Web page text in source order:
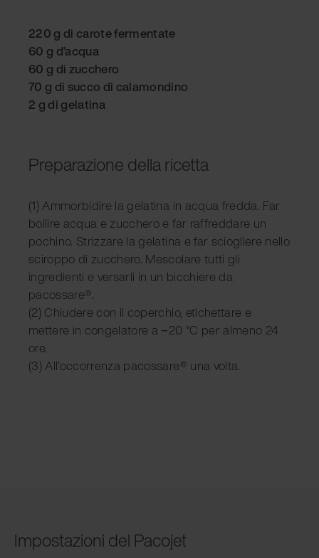
220 g di carote fermentate
60 g d’acqua
60 g di zucchero
70 g di succo di calamondino
2 g di gelatina
Preparazione della ricetta
(1) Ammorbidire la gelatina in acqua fredda. Far
bollire acqua e zucchero e far raffreddare un
pochino. Strizzare la gelatina e far sciogliere nello
sciroppo di zucchero. Mescolare tutti gli
ingredienti e versarli in un bicchiere da
pacossare®.
(2) Chiudere con il coperchio, etichettare e
mettere in congelatore a −20 °C per almeno 24
ore.
(3) All’occorrenza pacossare® una volta.
Impostazioni del Pacojet